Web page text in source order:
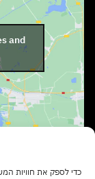
כדי לספק את חוויות
and